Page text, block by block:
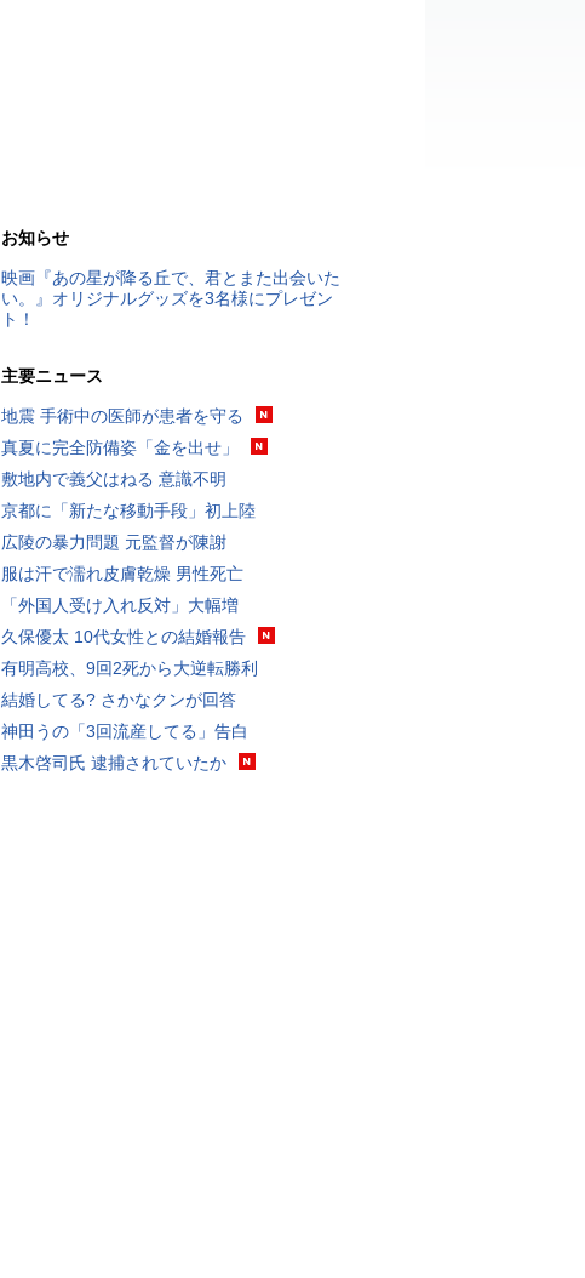
お知らせ
映画『あの星が降る丘で、君とまた出会いた
い。』オリジナルグッズを3名様にプレゼン
ト！
主要ニュース
地震 手術中の医師が患者を守る
真夏に完全防備姿「金を出せ」
敷地内で義父はねる 意識不明
京都に「新たな移動手段」初上陸
広陵の暴力問題 元監督が陳謝
服は汗で濡れ皮膚乾燥 男性死亡
「外国人受け入れ反対」大幅増
久保優太 10代女性との結婚報告
有明高校、9回2死から大逆転勝利
結婚してる? さかなクンが回答
神田うの「3回流産してる」告白
黒木啓司氏 逮捕されていたか